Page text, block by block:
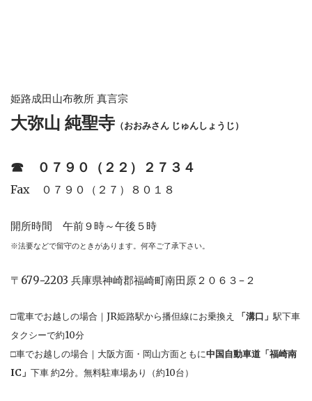
姫路成田山布教所 真言宗
大弥山 純聖寺 （おおみさん じゅんしょうじ）
☎︎ ０７９０（２２）２７３４
Fax ０７９０（２７）８０１８
開所時間 午前９時～午後５時
※法要などで留守のときがあります。何卒ご了承下さい。
〒679−2203 兵庫県神崎郡福崎町南田原２０６３−２
□電車でお越しの場合｜JR姫路駅から播但線にお乗換え 「溝口」駅下車
タクシーで約10分
□車でお越しの場合｜大阪方面・岡山方面ともに中国自動車道「福崎南
IC」 下車 約2分。無料駐車場あり（約10台）